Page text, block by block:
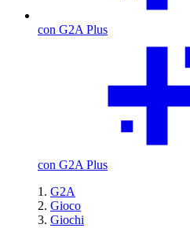
con G2A Plus
con G2A Plus
G2A
Gioco
Giochi